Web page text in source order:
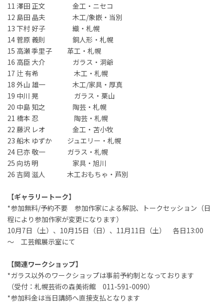
11 澤田 正文 金工・ニセコ
12 島田 晶夫 木工/象嵌・当別
13 下村 好子 織・札幌
14 菅原 義則 銅人形・札幌
15 高瀬 季里子 革工・札幌
16 高臣 大介 ガラス・洞爺
17 辻 有希 木工・札幌
18 外山 雄一 木工/家具・厚真
19 中川 晃 ガラス・栗山
20 中島 知之 陶芸・札幌
21 橋本 忍 陶芸・札幌
22 藤沢 レオ 金工・苫小牧
23 船木 ゆずか ジュエリー・札幌
24 巳亦 敬一 ガラス・札幌
25 向坊 明 家具・旭川
26 吉岡 滋人 木工おもちゃ・芦別
【ギャラリートーク】
*参加無料/予約不要 参加作家による解説、トークセッション（日
程により参加作家が変更になります）
10月7日（土）、10月15日（日）、11月11日（土） 各日13:00
～ 工芸館展示室にて
【関連ワークショップ】
*ガラス以外のワークショップは事前予約制となっております
（受付：札幌芸術の森美術館 011-591-0090）
*参加料金は当日講師へ直接支払となります